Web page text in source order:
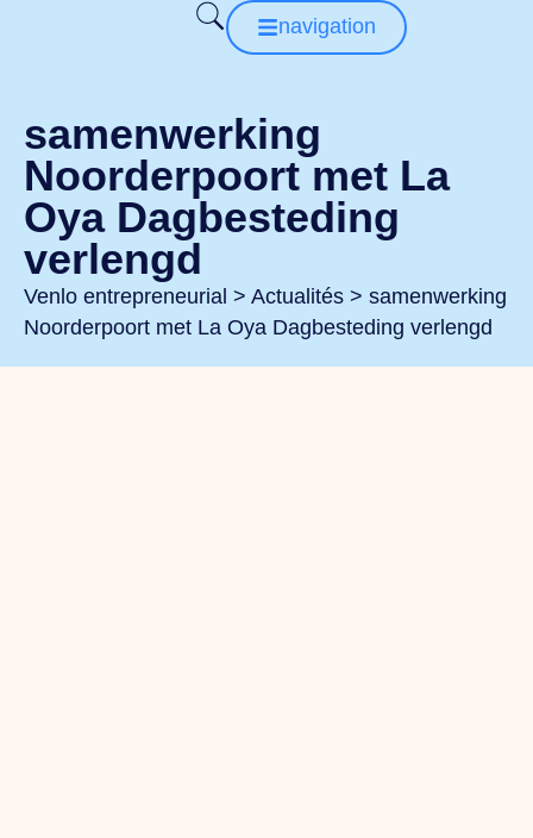
navigation
samenwerking
Noorderpoort met La
Oya Dagbesteding
verlengd
Venlo entrepreneurial > Actualités > samenwerking
Noorderpoort met La Oya Dagbesteding verlengd